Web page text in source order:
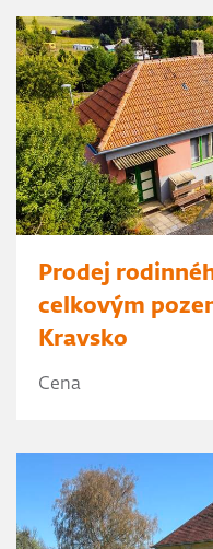
Prodej
celkovým
Kravsko
Cena